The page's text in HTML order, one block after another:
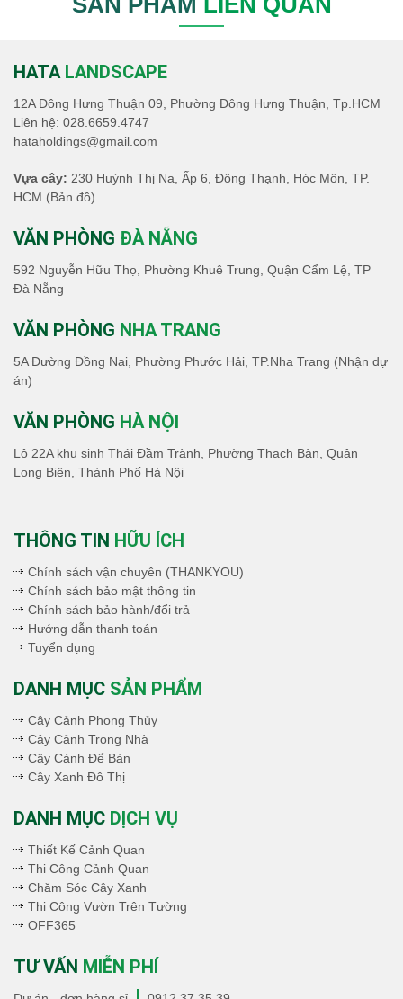
HATA LANDSCAPE
12A Đông Hưng Thuận 09, Phường Đông Hưng Thuận, Tp.HCM
Liên hệ: 028.6659.4747
hataholdings@gmail.com
Vựa cây: 230 Huỳnh Thị Na, Ấp 6, Đông Thạnh, Hóc Môn, TP.
HCM (Bản đồ)
VĂN PHÒNG ĐÀ NẴNG
592 Nguyễn Hữu Thọ, Phường Khuê Trung, Quận Cẩm Lệ, TP
Đà Nẵng
VĂN PHÒNG NHA TRANG
5A Đường Đồng Nai, Phường Phước Hải, TP.Nha Trang (Nhận dự
án)
VĂN PHÒNG HÀ NỘI
Lô 22A khu sinh Thái Đầm Trành, Phường Thạch Bàn, Quân
Long Biên, Thành Phố Hà Nội
THÔNG TIN HỮU ÍCH
Chính sách vận chuyên (THANKYOU)
Chính sách bảo mật thông tin
Chính sách bảo hành/đổi trả
Hướng dẫn thanh toán
Tuyển dụng
DANH MỤC SẢN PHẨM
Cây Cảnh Phong Thủy
Cây Cảnh Trong Nhà
Cây Cảnh Để Bàn
Cây Xanh Đô Thị
DANH MỤC DỊCH VỤ
Thiết Kế Cảnh Quan
Thi Công Cảnh Quan
Chăm Sóc Cây Xanh
Thi Công Vườn Trên Tường
OFF365
TƯ VẤN MIỄN PHÍ